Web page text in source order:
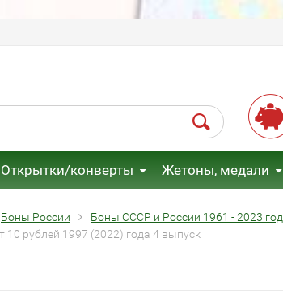
Открытки/конверты Жетоны, медали
Боны России
Боны СССР и России 1961 - 2023 год
10 рублей 1997 (2022) года 4 выпуск